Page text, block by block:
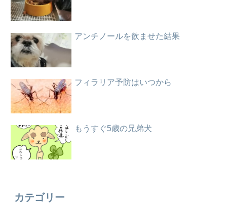
アンチノールを飲ませた結果
フィラリア予防はいつから
もうすぐ5歳の兄弟犬
カテゴリー